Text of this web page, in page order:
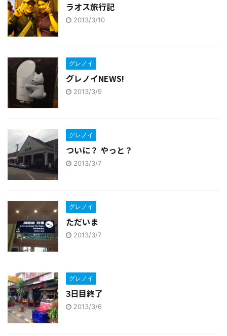
ラオス旅行記
2013/3/10
グレノイ
グレノイNEWS!
2013/3/9
グレノイ
ついに？ やっと？
2013/3/7
グレノイ
ただいま
2013/3/7
グレノイ
3日目終了
2013/3/6